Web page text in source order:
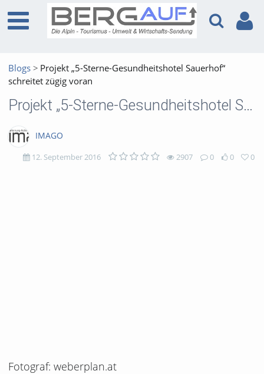
Blogs
Projekt „5-Sterne-Gesundheitshotel Sauerhof“
schreitet zügig voran
Projekt „5-Sterne-Gesundheitshotel Sauerhof“ schreitet zügig voran
IMAGO
12. September 2016 2907 0 0 0
Fotograf: weberplan.at